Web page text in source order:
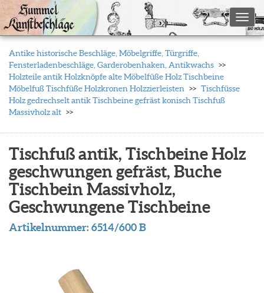
Antike historische Beschläge, Möbelgriffe, Türgriffe,
Fensterladenbeschläge, Garderobenhaken, Antikwachs
Holzteile antik Holzknöpfe alte Möbelfüße Holz Tischbeine
Möbelfuß Tischfüße Holzkronen Holzzierleisten
Tischfüsse
Holz gedrechselt antik Tischbeine gefräst konisch Tischfuß
Massivholz alt
Tischfuß antik, Tischbeine Holz
geschwungen gefräst, Buche
Tischbein Massivholz,
Geschwungene Tischbeine
Artikelnummer:6514/600 B